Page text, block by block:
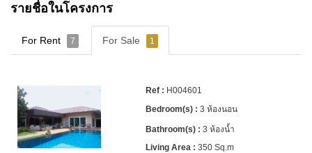
รายชื่อในโครงการ
For Rent 7 For Sale 1
H004601
3 ห้องนอน
3 ห้องน้ำ
350 Sq.m